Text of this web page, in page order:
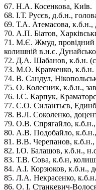
67. Н.А. Косенкова, Київ.
68. І.Т. Русєв, д.б.н.,
69. Т.А. Атемасова, к.б.н.,
70. А.П. Біатов,
71. М.Є. Жмуд, провідний
колишній в.н.с.
72. Д.А. Шабанов, к.б.н.
73. М.О. Кравченко, к.б.н.
74. В. Сандул,
75. О. Колесник, к.б.н.,
76. І.С. Карпук,
77. С.О. Силантьєв,
78. В.Л. Соколенко, доцент
79. О.В. Спрягайло, к.б.н.,
80. А.В. Подобайло, к.б.н.,
81. В.В. Черепанов, к.б.н.,
82. І.О. Балашов, к.б.н.,
83. Т.В. Сова, к.б.н,
84. А.І. Корзюков, к.б.н.,
85. Л.А. Некрасенко,
86. О. І. Станкевич-